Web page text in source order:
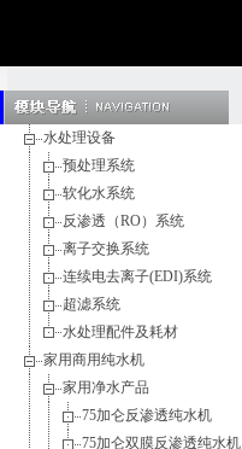
水处理设备
预处理系统
软化水系统
反渗透（RO）系统
离子交换系统
连续电去离子(EDI)系统
超滤系统
水处理配件及耗材
家用商用纯水机
家用净水产品
75加仑反渗透纯水机
75加仑双膜反渗透纯水机